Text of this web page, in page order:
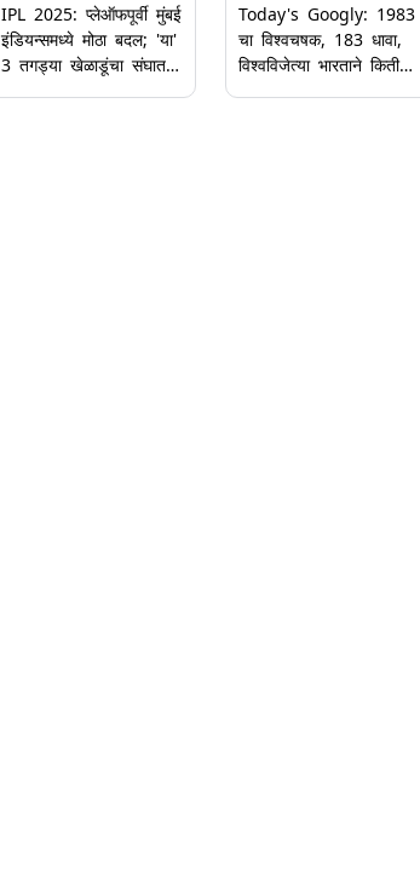
IPL 2025: प्लेऑफपूर्वी मुंबई
इंडियन्समध्ये मोठा बदल; 'या'
3 तगड्या खेळाडूंचा संघात
Today's Googly: 1983
चा विश्वचषक, 183 धावा,
विश्वविजेत्या भारताने किती